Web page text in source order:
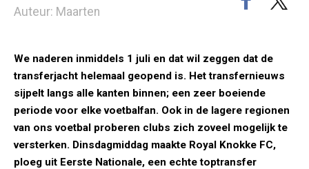
Auteur: Maarten
We naderen inmiddels 1 juli en dat wil zeggen dat de
transferjacht helemaal geopend is. Het transfernieuws
sijpelt langs alle kanten binnen; een zeer boeiende
periode voor elke voetbalfan. Ook in de lagere regionen
van ons voetbal proberen clubs zich zoveel mogelijk te
versterken. Dinsdagmiddag maakte Royal Knokke FC,
ploeg uit Eerste Nationale, een echte toptransfer